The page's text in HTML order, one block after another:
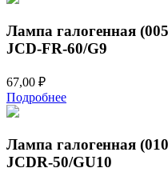
Лампа галогенная
JCD-FR-60/G9
67,00 ₽
Подробнее
Лампа галогенная
JCDR-50/GU10